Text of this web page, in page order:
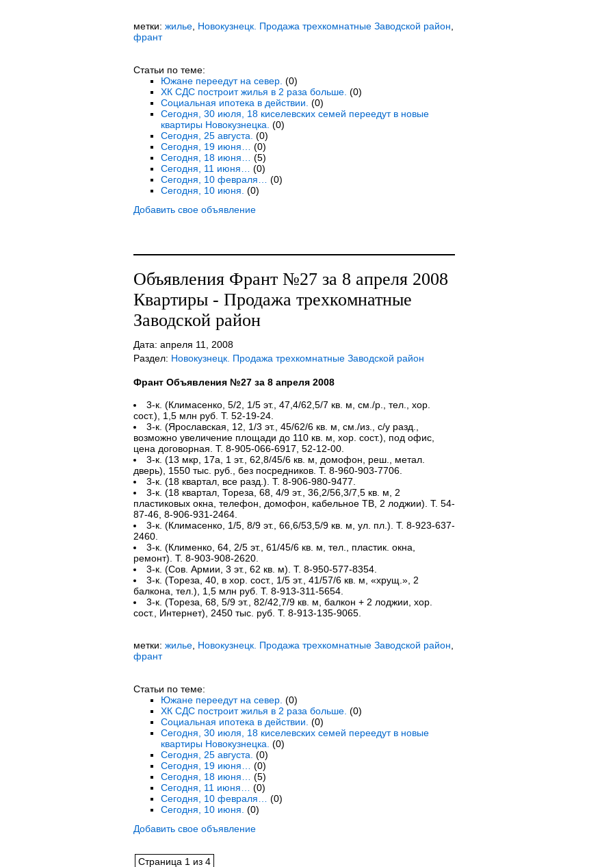
метки: жилье, Новокузнецк. Продажа трехкомнатные Заводской район
франт
Статьи по теме:
Южане переедут на север. (0)
ХК СДС построит жилья в 2 раза больше. (0)
Социальная ипотека в действии. (0)
Сегодня, 30 июля, 18 киселевских семей переедут в новые
квартиры Новокузнецка. (0)
Сегодня, 25 августа. (0)
Сегодня, 19 июня…
(0)
Сегодня, 18 июня…
(5)
Сегодня, 11 июня…
(0)
Сегодня, 10 февраля…
(0)
Сегодня, 10 июня. (0)
Добавить свое объявление
Объявления Франт №27 за 8 апреля 2008
Квартиры - Продажа трехкомнатные
Заводской район
Дата: апреля 11, 2008
Раздел: Новокузнецк. Продажа трехкомнатные Заводской район
Франт Объявления №27 за 8 апреля 2008
3-к. (Климасенко, 5/2, 1/5 эт., 47,4/62,5/7 кв. м, см./р., тел., хор.
сост.), 1,5 млн руб. Т. 52-19-24.
3-к. (Ярославская, 12, 1/3 эт., 45/62/6 кв. м, см./из., с/у разд.,
возможно увеличение площади до 110 кв. м, хор. сост.), под офис,
цена договорная. Т. 8-905-066-6917, 52-12-00.
3-к. (13 мкр, 17а, 1 эт., 62,8/45/6 кв. м, домофон, реш., метал.
дверь), 1550 тыс. руб., без посредников. Т. 8-960-903-7706.
3-к. (18 квартал, все разд.). Т. 8-906-980-9477.
3-к. (18 квартал, Тореза, 68, 4/9 эт., 36,2/56,3/7,5 кв. м, 2
пластиковых окна, телефон, домофон, кабельное ТВ, 2 лоджии). Т. 54-
87-46, 8-906-931-2464.
3-к. (Климасенко, 1/5, 8/9 эт., 66,6/53,5/9 кв. м, ул. пл.). Т. 8-923-637-
2460.
3-к. (Клименко, 64, 2/5 эт., 61/45/6 кв. м, тел., пластик. окна,
ремонт). Т. 8-903-908-2620.
3-к. (Сов. Армии, 3 эт., 62 кв. м). Т. 8-950-577-8354.
3-к. (Тореза, 40, в хор. сост., 1/5 эт., 41/57/6 кв. м, «хрущ.», 2
балкона, тел.), 1,5 млн руб. Т. 8-913-311-5654.
3-к. (Тореза, 68, 5/9 эт., 82/42,7/9 кв. м, балкон + 2 лоджии, хор.
сост., Интернет), 2450 тыс. руб. Т. 8-913-135-9065.
метки: жилье, Новокузнецк. Продажа трехкомнатные Заводской район
франт
Статьи по теме:
Южане переедут на север. (0)
ХК СДС построит жилья в 2 раза больше. (0)
Социальная ипотека в действии. (0)
Сегодня, 30 июля, 18 киселевских семей переедут в новые
квартиры Новокузнецка. (0)
Сегодня, 25 августа. (0)
Сегодня, 19 июня…
(0)
Сегодня, 18 июня…
(5)
Сегодня, 11 июня…
(0)
Сегодня, 10 февраля…
(0)
Сегодня, 10 июня. (0)
Добавить свое объявление
Страница 1 из 4